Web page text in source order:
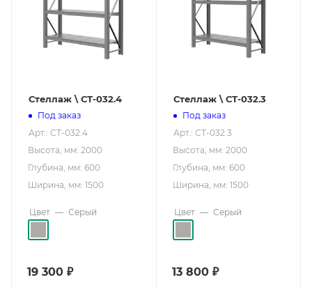
Стеллаж \ СТ-032.4
Под заказ
Арт.: СТ-032.4
Высота, мм: 2000
Глубина, мм: 600
Ширина, мм: 1500
Цвет — Серый
19 300 ₽
Стеллаж \ СТ-032.3
Под заказ
Арт.: СТ-032.3
Высота, мм: 2000
Глубина, мм: 600
Ширина, мм: 1500
Цвет — Серый
13 800₽